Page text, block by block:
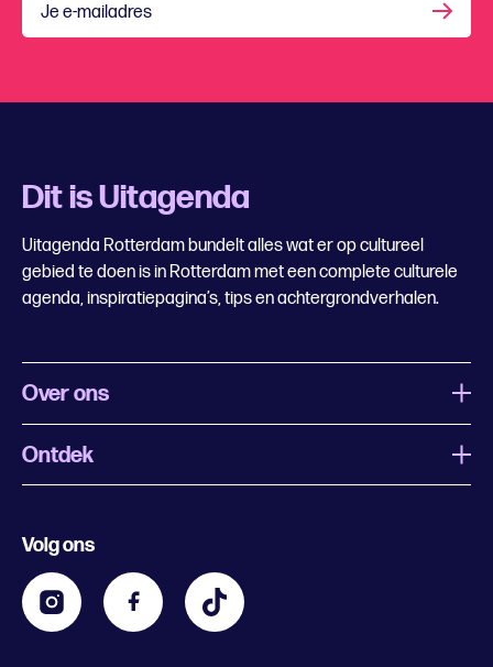
Je e-mailadres
Dit is Uitagenda
Uitagenda Rotterdam bundelt alles wat er op cultureel
gebied te doen is in Rotterdam met een complete culturele
agenda, inspiratiepagina’s, tips en achtergrondverhalen.
Over ons
Wat is Uitagenda Rotterdam
Contact
Zakelijk
Ontdek
Kids
Volg ons